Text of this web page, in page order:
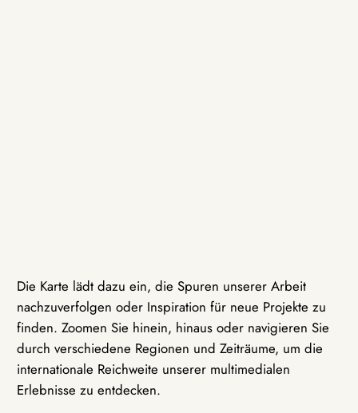
Die Karte lädt dazu ein, die Spuren unserer Arbeit
nachzuverfolgen oder Inspiration für neue Projekte zu
finden. Zoomen Sie hinein, hinaus oder navigieren Sie
durch verschiedene Regionen und Zeiträume, um die
internationale Reichweite unserer multimedialen
Erlebnisse zu entdecken.